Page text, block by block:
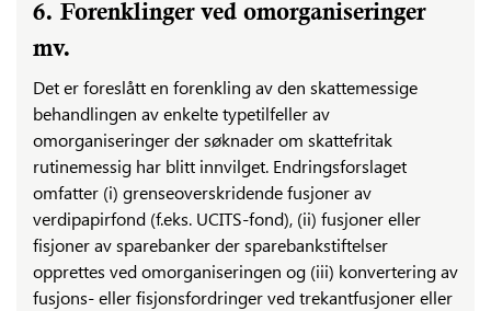
6. Forenklinger ved omorganiseringer
mv.
Det er foreslått en forenkling av den skattemessige
behandlingen av enkelte typetilfeller av
omorganiseringer der søknader om skattefritak
rutinemessig har blitt innvilget. Endringsforslaget
omfatter (i) grenseoverskridende fusjoner av
verdipapirfond (f.eks. UCITS-fond), (ii) fusjoner eller
fisjoner av sparebanker der sparebankstiftelser
opprettes ved omorganiseringen og (iii) konvertering av
fusjons- eller fisjonsfordringer ved trekantfusjoner eller